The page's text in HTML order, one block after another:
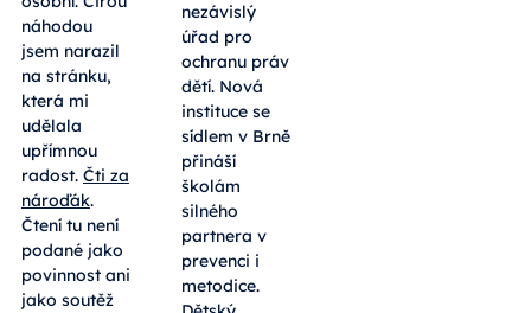
Dnes to bude
osobní. Čirou
náhodou
jsem narazil
na stránku,
která mi
udělala
upřímnou
radost. Čti za
nároďák.
Čtení tu není
podané jako
nezávislý
úřad pro
ochranu práv
dětí. Nová
instituce se
sídlem v Brně
přináší
školám
silného
partnera v
prevenci i
metodice.